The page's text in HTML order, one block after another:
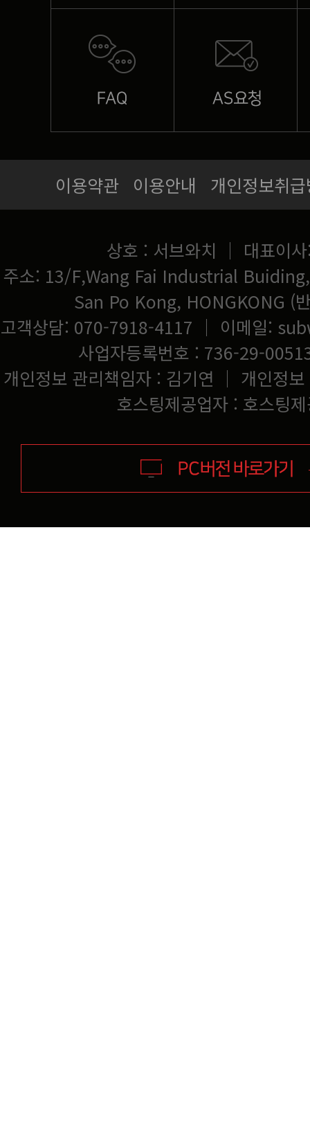
이용약관 이용안내 개인정보취
상호 : 서브와치 ｜ 대표이
San Po Kong, HONGKONG (
고객상담: 070-7918-4117 ｜ 이메일:
사업자등록번호 : 736-29-
개인정보 관리책임자 : 김기연 ｜ 개인정
호스팅제공업자 : 호스팅